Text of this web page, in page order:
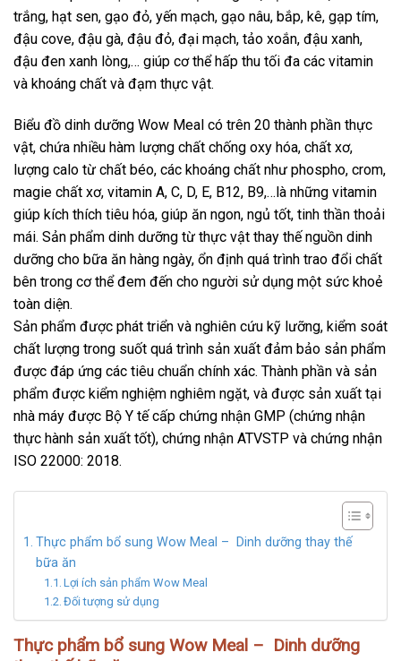
trắng, hạt sen, gạo đỏ, yến mạch, gạo nâu, bắp, kê, gạp tím,
đậu cove, đậu gà, đậu đỏ, đại mạch, tảo xoắn, đậu xanh,
đậu đen xanh lòng,… giúp cơ thể hấp thu tối đa các vitamin
và khoáng chất và đạm thực vật.
Biểu đồ dinh dưỡng Wow Meal có trên 20 thành phần thực
vật, chứa nhiều hàm lượng chất chống oxy hóa, chất xơ,
lượng calo từ chất béo, các khoáng chất như phospho, crom,
magie chất xơ, vitamin A, C, D, E, B12, B9,…là những vitamin
giúp kích thích tiêu hóa, giúp ăn ngon, ngủ tốt, tinh thần thoải
mái. Sản phẩm dinh dưỡng từ thực vật thay thế nguồn dinh
dưỡng cho bữa ăn hàng ngày, ổn định quá trình trao đổi chất
bên trong cơ thể đem đến cho người sử dụng một sức khoẻ
toàn diện.
Sản phẩm được phát triển và nghiên cứu kỹ lưỡng, kiểm soát
chất lượng trong suốt quá trình sản xuất đảm bảo sản phẩm
được đáp ứng các tiêu chuẩn chính xác. Thành phần và sản
phẩm được kiểm nghiệm nghiêm ngặt, và được sản xuất tại
nhà máy được Bộ Y tế cấp chứng nhận GMP (chứng nhận
thực hành sản xuất tốt), chứng nhận ATVSTP và chứng nhận
ISO 22000: 2018.
Thực phẩm bổ sung Wow Meal – Dinh dưỡng thay thế
bữa ăn
Lợi ích sản phẩm Wow Meal
Đối tượng sử dụng
Thực phẩm bổ sung Wow Meal – Dinh dưỡng